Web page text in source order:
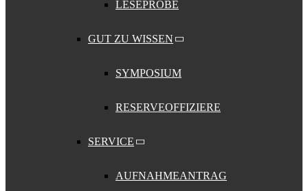
LESEPROBE
GUT ZU WISSEN
SYMPOSIUM
RESERVEOFFIZIERE
SERVICE
AUFNAHMEANTRAG